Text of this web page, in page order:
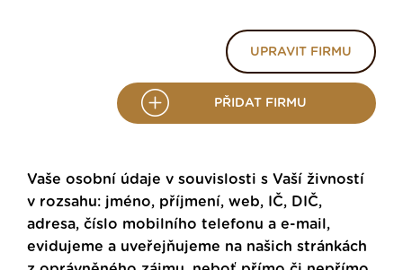
UPRAVIT FIRMU
PŘIDAT FIRMU
Vaše osobní údaje v souvislosti s Vaší živností
v rozsahu: jméno, příjmení, web, IČ, DIČ,
adresa, číslo mobilního telefonu a e-mail,
evidujeme a uveřejňujeme na našich stránkách